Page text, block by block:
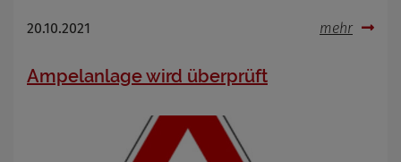
20.10.2021 mehr
Ampelanlage wird überprüft